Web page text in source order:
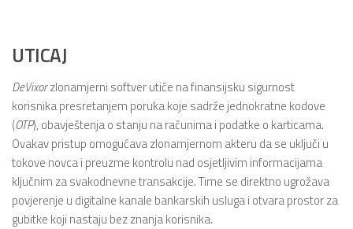
UTICAJ
DeVixorzlonamjerni softver utiče na finansijsku sigurnost
korisnika presretanjem poruka koje sadrže jednokratne kodove
(OTP), obavještenja o stanju na računima i podatke o karticama.
Ovakav pristup omogućava zlonamjernom akteru da se uključi u
tokove novca i preuzme kontrolu nad osjetljivim informacijama
ključnim za svakodnevne transakcije. Time se direktno ugrožava
povjerenje u digitalne kanale bankarskih usluga i otvara prostor za
gubitke koji nastaju bez znanja korisnika.